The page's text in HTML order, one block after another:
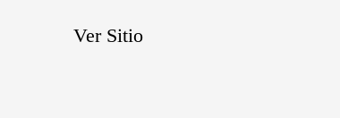
Ver Sitio